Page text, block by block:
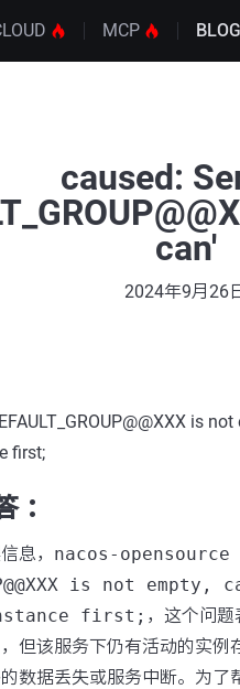
MCP BLOG
caused:
can'
2024年9月26
is
first;
：
息， nacos-
is not
first; ，这个问
但该服务下仍有活动的实
数据丢失或服务中断。为